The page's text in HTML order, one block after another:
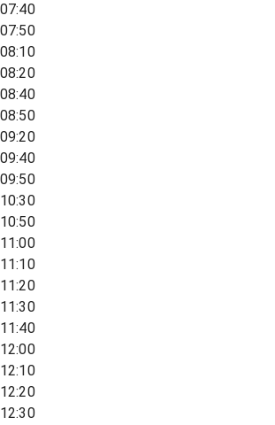
07:40
07:50
08:10
08:20
08:40
08:50
09:20
09:40
09:50
10:30
10:50
11:00
11:10
11:20
11:30
11:40
12:00
12:10
12:20
12:30